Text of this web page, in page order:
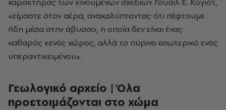
«είμαστε στον αέρα, ανακαλύπτοντας ότι πέφτουμε
ήδη μέσα στην άβυσσο, η οποία δεν είναι ένας
καθαρός κενός χώρος, αλλά το πύρινο εσωτερικό ενός
υπεραντικειμένου».
Γεωλογικό αρχείο | Όλα
προετοιμάζονται στο χώμα